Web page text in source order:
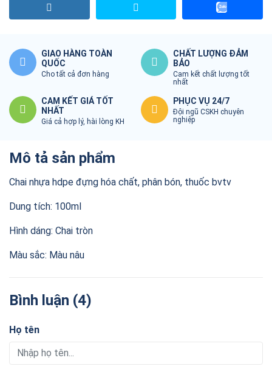
GIAO HÀNG TOÀN
QUỐC
Cho tất cả đơn hàng
CHẤT LƯỢNG ĐẢM
BẢO
Cam kết chất lượng tốt
nhất
CAM KẾT GIÁ TỐT
NHẤT
Giá cả hợp lý, hài lòng KH
PHỤC VỤ 24/7
Đội ngũ CSKH chuyên
nghiệp
Mô tả sản phẩm
Chai nhựa hdpe đựng hóa chất, phân bón, thuốc bvtv
Dung tích: 100ml
Hình dáng: Chai tròn
Màu sắc: Màu nâu
Bình luận (4)
Họ tên